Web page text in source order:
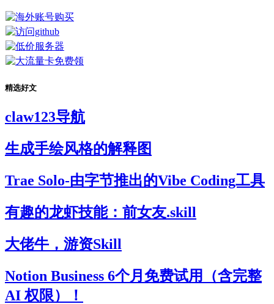
精选好文
claw123导航
生成手绘风格的解释图
Trae Solo-由字节推出的Vibe Coding工具
有趣的龙虾技能：前女友.skill
大佬牛，游资Skill
Notion Business 6个月免费试用（含完整
AI 权限）！